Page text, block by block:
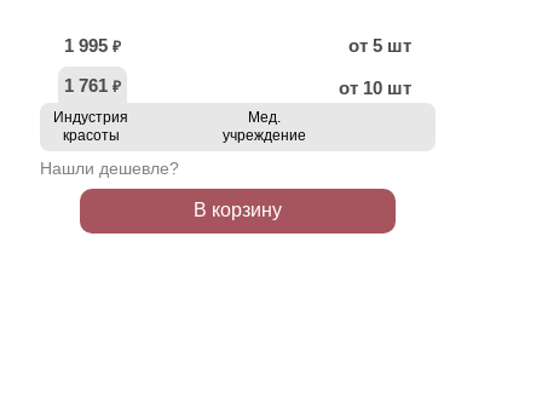
1 995 ₽
от 5 шт
1 761 ₽ от 10 шт
Индустрия
красоты
Мед.
учреждение
Нашли дешевле?
В корзину